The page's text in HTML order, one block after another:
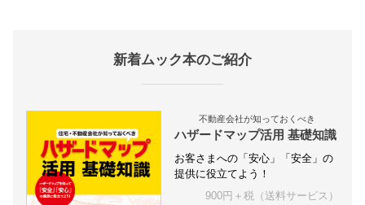
新着ムック本のご紹介
不動産会社が知っておくべき
ハザードマップ活用 基礎知識
お客さまへの「安心」「安全」の
提供に役立てよう！
900円＋税（送料サービス）